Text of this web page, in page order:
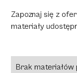
Zapoznaj się z
materiały
Brak materiałów